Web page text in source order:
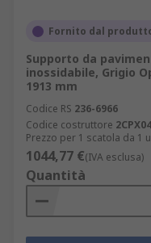
Fornito dal
Supporto da
inossidabile, Grigio
1913 mm
Codice RS 236-6966
Codice costruttore
Prezzo per 1 scatola da 1
1044,77 €(IVA esclusa)
Quantità